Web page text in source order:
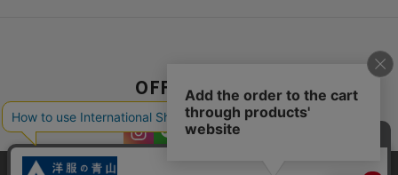
OFFICIAL SNS